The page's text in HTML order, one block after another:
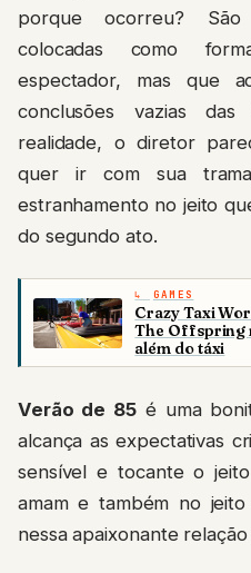
porque ocorreu?
colocadas como
espectador, mas que
conclusões vazias das
realidade, o diretor
quer ir com sua
estranhamento no jeito
do segundo ato.
GAMES
Crazy Taxi
The Offspring
além do táxi
Verão de 85 é uma
alcança as expectativas
sensível e tocante o
amam e também no
nessa apaixonante